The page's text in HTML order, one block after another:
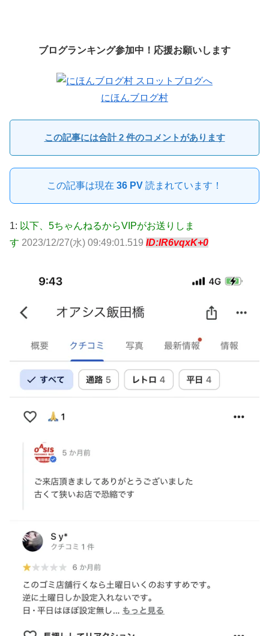
ブログランキング参加中！応援お願いします
にほんブログ村
この記事には合計 2 件のコメントがあります
この記事は現在 36 PV 読まれています！
1: 以下、5ちゃんねるからVIPがお送りしま
す 2023/12/27(水) 09:49:01.519 ID:IR6vqxK+0